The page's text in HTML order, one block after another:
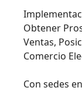
Obtener
Ventas,
Comercio
Con sedes